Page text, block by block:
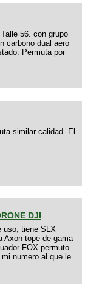
56. con grupo
carbono dual aero
Permuta por
similar calidad. El
DJI
uso, tiene SLX
Axon tope de gama
FOX permuto
numero al que le